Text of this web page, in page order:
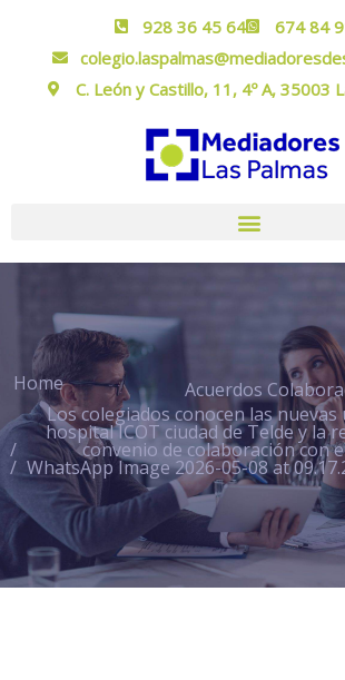
928 36 45 64
674 84
C. León y Castillo, 11, 4º A, 35003
Home
Acuerdos
Los colegiados conocen las nuevas
hospital ICOT ciudad de Telde y la
convenio de colaboración con
WhatsApp Image 2026-05-08 at